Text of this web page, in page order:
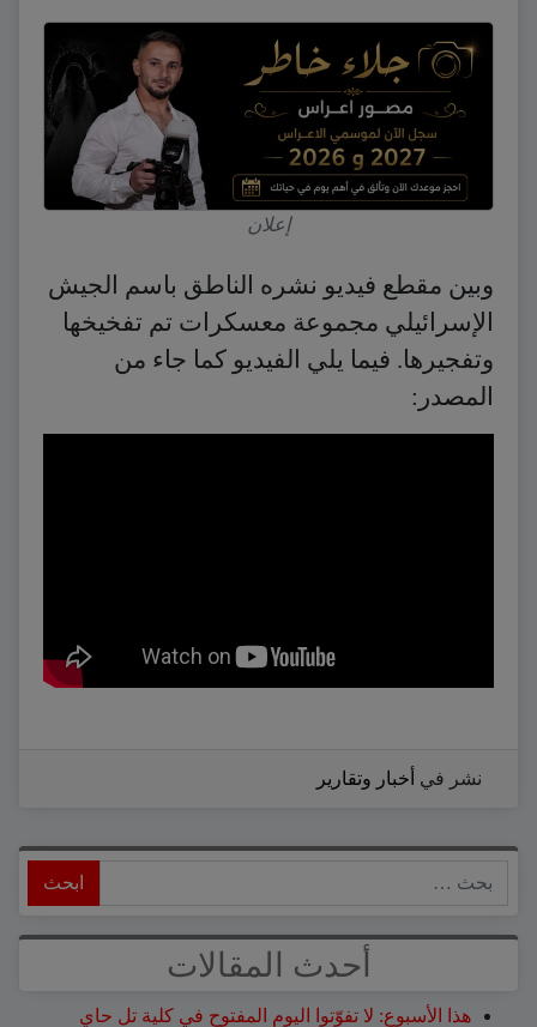
إعلان
وبين مقطع فيديو نشره الناطق باسم الجيش
الإسرائيلي مجموعة معسكرات تم تفخيخها
وتفجيرها. فيما يلي الفيديو كما جاء من
المصدر:
نشر في أخبار وتقارير
أحدث المقالات
هذا الأسبوع: لا تفوّتوا اليوم المفتوح في كلية تل حاي